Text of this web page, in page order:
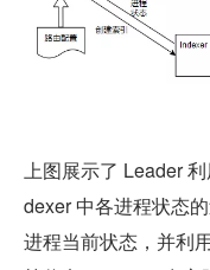
上图展示了 Leader
dexer 中各进程状态
进程当前状态，并利